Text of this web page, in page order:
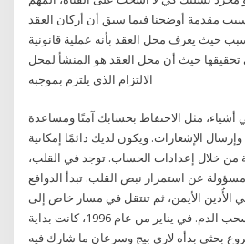
مقدمة أوضحنا فيما سبق أن أركان العقد
حيث يعرف محل العقد بأنه عملية قانونية
حيث أن محل العقد هو المنشأ لمحل
الالتزام الذي يلتزم بموجبه
مثل الاحتفاظ بحسابك آمنًا ومساعدة
الإشعارات. ويكون لديك دائمًا إمكانية
من خلال إعدادات الحساب. توجد في القلب،
عن استمرار نبض القلب. تبدأ الدوافع
الأُذين الأيمن، ثم تنتقل في مسار خاص إلى
البطينين حاملةً الأوامر بسحب الدم. في يناير من عام 1996، كانت بداية
بدأه لاري بيج وسرعان ما شارك فيه